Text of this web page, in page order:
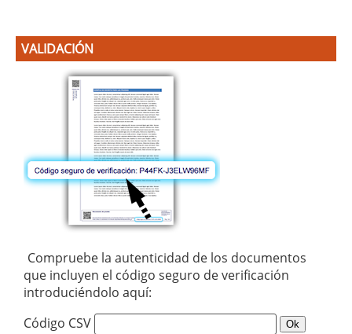
VALIDACIÓN
Compruebe la autenticidad de los documentos
que incluyen el código seguro de verificación
introduciéndolo aquí:
Código CSV